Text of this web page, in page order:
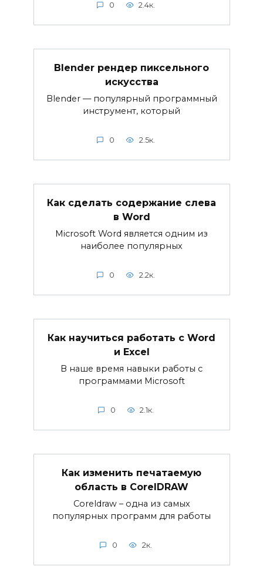
0 2.4к.
Blender рендер пиксельного
искусства
Blender — популярный программный
инструмент, который
0 2.5к.
Как сделать содержание слева
в Word
Microsoft Word является одним из
наиболее популярных
0 2.2к.
Как научиться работать с Word
и Excel
В наше время навыки работы с
программами Microsoft
0 2.1к.
Как изменить печатаемую
область в CorelDRAW
Coreldraw – одна из самых
популярных программ для работы
0 2к.